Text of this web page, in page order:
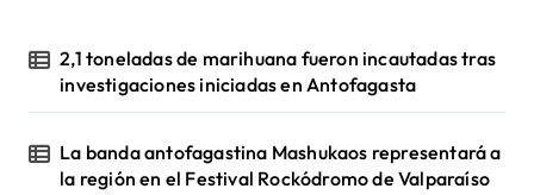
2,1 toneladas de marihuana fueron incautadas tras
investigaciones iniciadas en Antofagasta
La banda antofagastina Mashukaos representará a
la región en el Festival Rockódromo de Valparaíso